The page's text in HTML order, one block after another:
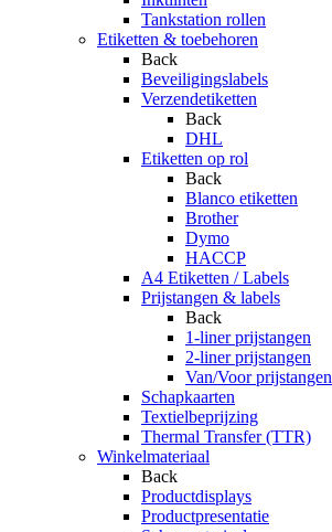
Tankstation rollen
Etiketten & toebehoren
Back
Beveiligingslabels
Verzendetiketten
Back
DHL
Etiketten op rol
Back
Blanco etiketten
Brother
Dymo
HACCP
A4 Etiketten / Labels
Prijstangen & labels
Back
1-liner prijstangen
2-liner prijstangen
Van/Voor prijstangen
Schapkaarten
Textielbeprijzing
Thermal Transfer (TTR)
Winkelmateriaal
Back
Productdisplays
Productpresentatie